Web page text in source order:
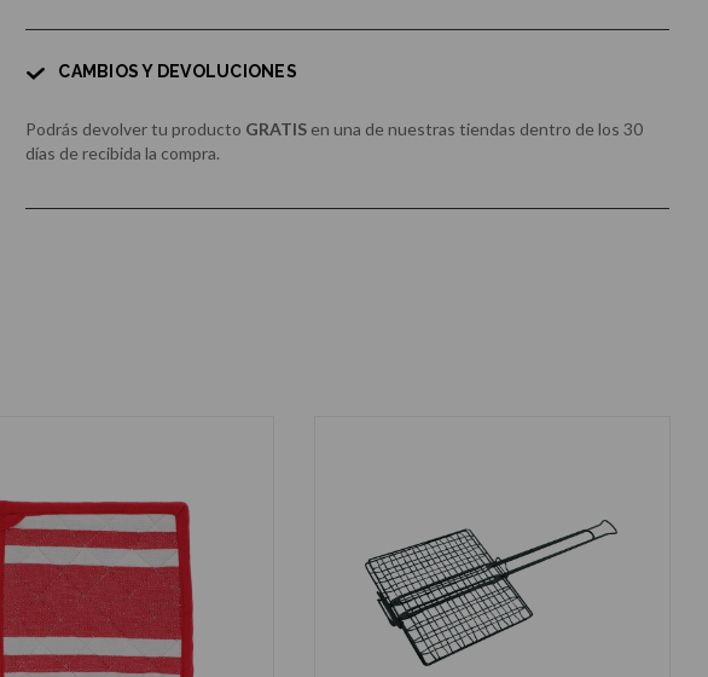
CAMBIOS Y DEVOLUCIONES
Podrás devolver tu producto GRATIS en una de nuestras tiendas dentro de los 30
días de recibida la compra.